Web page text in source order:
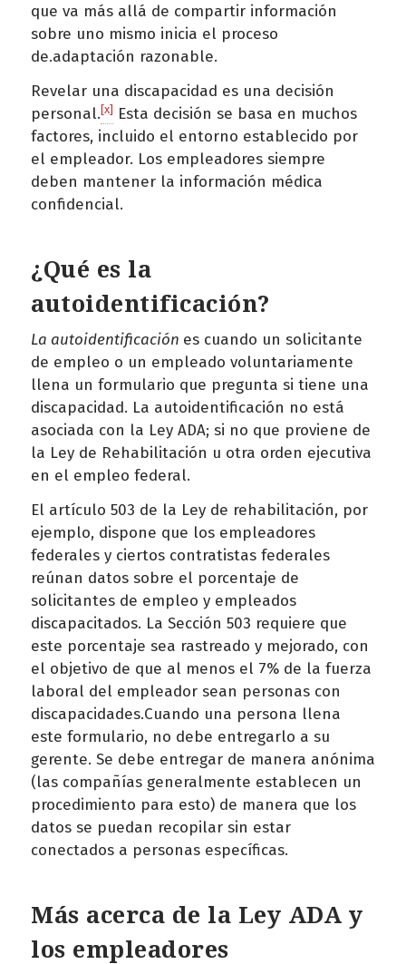
que va más allá de compartir información
sobre uno mismo inicia el proceso
de.adaptación razonable.
Revelar una discapacidad es una decisión
personal.[x] Esta decisión se basa en muchos
factores, incluido el entorno establecido por
el empleador. Los empleadores siempre
deben mantener la información médica
confidencial.
¿Qué es la
autoidentificación?
La autoidentificación es cuando un solicitante
de empleo o un empleado voluntariamente
llena un formulario que pregunta si tiene una
discapacidad. La autoidentificación no está
asociada con la Ley ADA; si no que proviene de
la Ley de Rehabilitación u otra orden ejecutiva
en el empleo federal.
El artículo 503 de la Ley de rehabilitación, por
ejemplo, dispone que los empleadores
federales y ciertos contratistas federales
reúnan datos sobre el porcentaje de
solicitantes de empleo y empleados
discapacitados. La Sección 503 requiere que
este porcentaje sea rastreado y mejorado, con
el objetivo de que al menos el 7% de la fuerza
laboral del empleador sean personas con
discapacidades.Cuando una persona llena
este formulario, no debe entregarlo a su
gerente. Se debe entregar de manera anónima
(las compañías generalmente establecen un
procedimiento para esto) de manera que los
datos se puedan recopilar sin estar
conectados a personas específicas.
Más acerca de la Ley ADA y
los empleadores